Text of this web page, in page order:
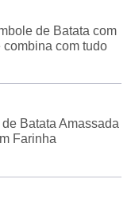
de Batata com
com tudo
Batata Amassada
Farinha